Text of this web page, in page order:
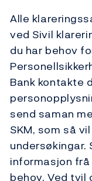
Alle
ved Sivil
du har behov
Bank kontakte
send saman
SKM, som så
undersøkingar.
informasjon
behov. Ved tvil